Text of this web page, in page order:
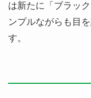
は新たに「ブラッ
ンプルながらも目
す。